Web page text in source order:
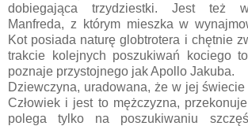
dobiegająca trzydziestki. Jest też
Manfreda, z którym mieszka w
Kot posiada naturę globtrotera i chętnie
trakcie kolejnych poszukiwań kociego
poznaje przystojnego jak Apollo Jakuba.
Dziewczyna, uradowana, że w jej świecie
Człowiek i jest to mężczyzna,
polega tylko na poszukiwaniu